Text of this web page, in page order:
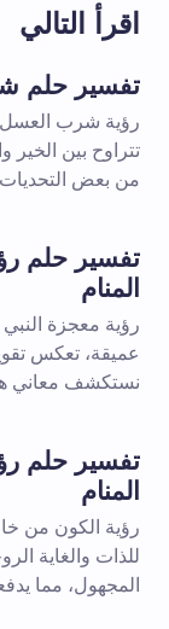
اقرأ التالي
تفسير حلم
رؤية شرب العسل
تتراوح بين الخير
من بعض
تفسير حلم
المنام
رؤية معجزة
عميقة، تعكس
نستكشف معاني
تفسير حلم
المنام
رؤية الكون من
للذات والغاية
المجهول، مما